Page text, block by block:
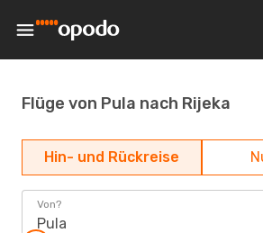
Flüge von Pula nach Rijeka
Hin- und Rückreise
Von?
Pula